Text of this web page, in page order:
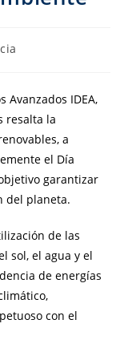
Avanzados IDEA,
resalta la
a
el Día
garantizar
del planeta.
de las
sol, el agua y el
de energías
con el